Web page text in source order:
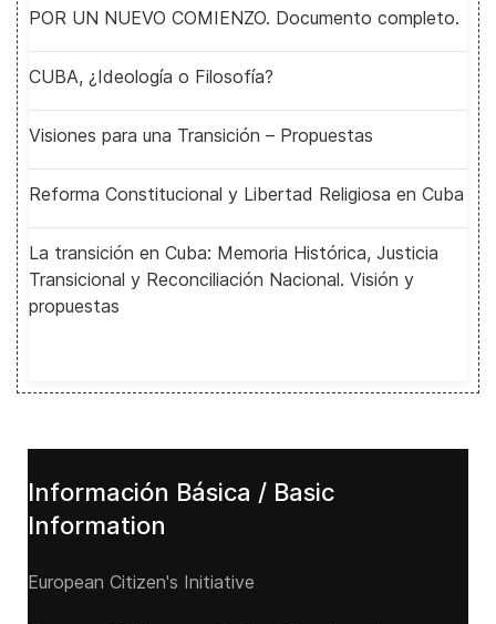
POR UN NUEVO COMIENZO. Documento completo.
CUBA, ¿Ideología o Filosofía?
Visiones para una Transición – Propuestas
Reforma Constitucional y Libertad Religiosa en Cuba
La transición en Cuba: Memoria Histórica, Justicia
Transicional y Reconciliación Nacional. Visión y
propuestas
Información Básica / Basic
Information
European Citizen's Initiative